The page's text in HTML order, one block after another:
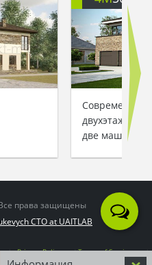
Современный
две машины и
права защищены
CTO at UAITLAB
Privacy PolicyandTerms of Serviceapply